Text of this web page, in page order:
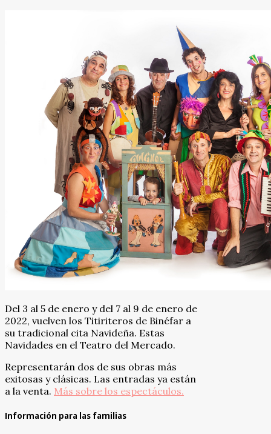
Del 3 al 5 de enero y del 7 al 9 de enero de
2022, vuelven los Titiriteros de Binéfar a
su tradicional cita Navideña. Estas
Navidades en el Teatro del Mercado.
Representarán dos de sus obras más
exitosas y clásicas. Las entradas ya están
a la venta. Más sobre los espectáculos.
Información para las familias